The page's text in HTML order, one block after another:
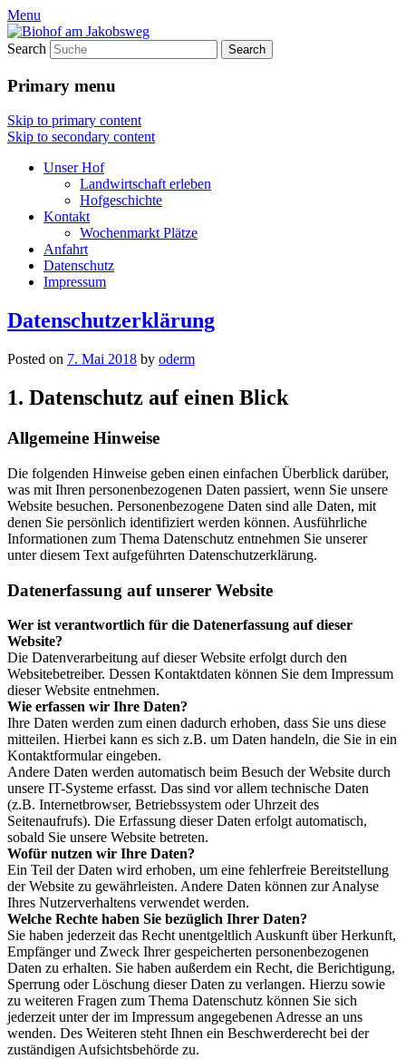
Menu
Search
Primary menu
Skip to primary content
Skip to secondary content
Unser Hof
Landwirtschaft erleben
Hofgeschichte
Kontakt
Wochenmarkt Plätze
Anfahrt
Datenschutz
Impressum
Datenschutzerklärung
Posted on 7. Mai 2018 by oderm
1. Datenschutz auf einen Blick
Allgemeine Hinweise
Die folgenden Hinweise geben einen einfachen Überblick darüber,
was mit Ihren personenbezogenen Daten passiert, wenn Sie unsere
Website besuchen. Personenbezogene Daten sind alle Daten, mit
denen Sie persönlich identifiziert werden können. Ausführliche
Informationen zum Thema Datenschutz entnehmen Sie unserer
unter diesem Text aufgeführten Datenschutzerklärung.
Datenerfassung auf unserer Website
Wer ist verantwortlich für die Datenerfassung auf dieser
Website?
Die Datenverarbeitung auf dieser Website erfolgt durch den
Websitebetreiber. Dessen Kontaktdaten können Sie dem Impressum
dieser Website entnehmen.
Wie erfassen wir Ihre Daten?
Ihre Daten werden zum einen dadurch erhoben, dass Sie uns diese
mitteilen. Hierbei kann es sich z.B. um Daten handeln, die Sie in ein
Kontaktformular eingeben.
Andere Daten werden automatisch beim Besuch der Website durch
unsere IT-Systeme erfasst. Das sind vor allem technische Daten
(z.B. Internetbrowser, Betriebssystem oder Uhrzeit des
Seitenaufrufs). Die Erfassung dieser Daten erfolgt automatisch,
sobald Sie unsere Website betreten.
Wofür nutzen wir Ihre Daten?
Ein Teil der Daten wird erhoben, um eine fehlerfreie Bereitstellung
der Website zu gewährleisten. Andere Daten können zur Analyse
Ihres Nutzerverhaltens verwendet werden.
Welche Rechte haben Sie bezüglich Ihrer Daten?
Sie haben jederzeit das Recht unentgeltlich Auskunft über Herkunft,
Empfänger und Zweck Ihrer gespeicherten personenbezogenen
Daten zu erhalten. Sie haben außerdem ein Recht, die Berichtigung,
Sperrung oder Löschung dieser Daten zu verlangen. Hierzu sowie
zu weiteren Fragen zum Thema Datenschutz können Sie sich
jederzeit unter der im Impressum angegebenen Adresse an uns
wenden. Des Weiteren steht Ihnen ein Beschwerderecht bei der
zuständigen Aufsichtsbehörde zu.